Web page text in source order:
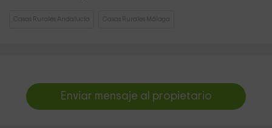
Casas Rurales Andalucía Casas Rurales Málaga
Enviar mensaje al propietario